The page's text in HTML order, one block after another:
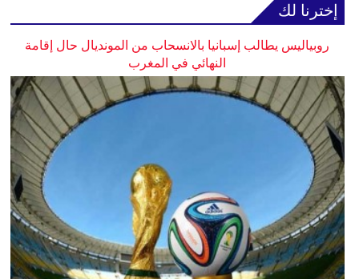
إخترنا لك
روبياليس يطالب إسبانيا بالانسحاب من المونديال حال إقامة
النهائي في المغرب